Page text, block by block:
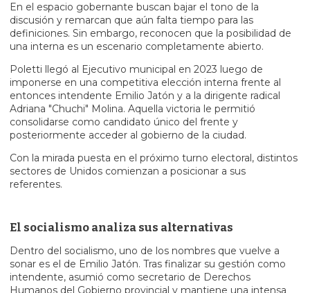
En el espacio gobernante buscan bajar el tono de la
discusión y remarcan que aún falta tiempo para las
definiciones. Sin embargo, reconocen que la posibilidad de
una interna es un escenario completamente abierto.
Poletti llegó al Ejecutivo municipal en 2023 luego de
imponerse en una competitiva elección interna frente al
entonces intendente Emilio Jatón y a la dirigente radical
Adriana "Chuchi" Molina. Aquella victoria le permitió
consolidarse como candidato único del frente y
posteriormente acceder al gobierno de la ciudad.
Con la mirada puesta en el próximo turno electoral, distintos
sectores de Unidos comienzan a posicionar a sus
referentes.
El socialismo analiza sus alternativas
Dentro del socialismo, uno de los nombres que vuelve a
sonar es el de Emilio Jatón. Tras finalizar su gestión como
intendente, asumió como secretario de Derechos
Humanos del Gobierno provincial y mantiene una intensa